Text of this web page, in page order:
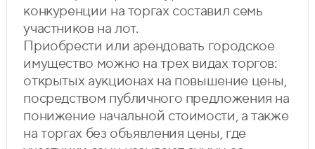
конкуренции на торгах составил семь
участников на лот.
Приобрести или арендовать городское
имущество можно на трех видах торгов:
открытых аукционах на повышение цены,
посредством публичного предложения на
понижение начальной стоимости, а также
на торгах без объявления цены, где